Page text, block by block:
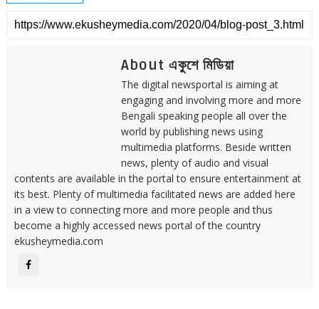
About একুশে মিডিয়া
The digital newsportal is aiming at
engaging and involving more and more
Bengali speaking people all over the
world by publishing news using
multimedia platforms. Beside written
news, plenty of audio and visual
contents are available in the portal to ensure entertainment at
its best. Plenty of multimedia facilitated news are added here
in a view to connecting more and more people and thus
become a highly accessed news portal of the country
ekusheymedia.com